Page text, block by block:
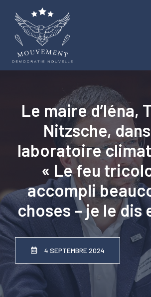
contenu
Le maire d’Iéna,
Nitzsche,
laboratoire
« Le feu
accompli
choses – je le dis
4 SEPTEMBRE 2024